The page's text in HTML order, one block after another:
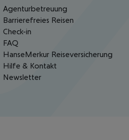
Agenturbetreuung
Barrierefreies Reisen
Check-in
FAQ
HanseMerkur Reiseversicherung
Hilfe & Kontakt
Newsletter